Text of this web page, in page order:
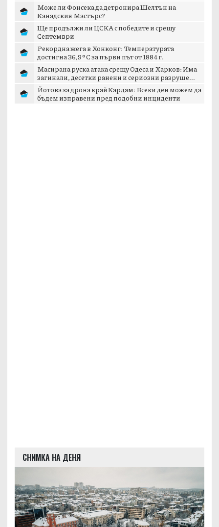
Може ли Фонсека да детронира Шелтън на
Канадския Мастърс?
Ще продължи ли ЦСКА с победите и срещу
Септември
Рекордна жега в Хонконг: Температурата
достигна 36,9°C за първи път от 1884 г.
Масирана руска атака срещу Одеса и Харков: Има
загинали, десетки ранени и сериозни разруше...
Йотова за дрона край Кардам: Всеки ден можем да
бъдем изправени пред подобни инциденти
СНИМКА НА ДЕНЯ